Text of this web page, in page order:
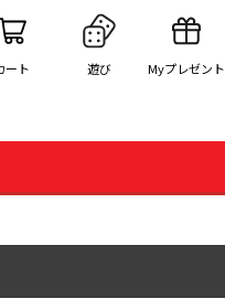
ート 遊び Myプレゼント